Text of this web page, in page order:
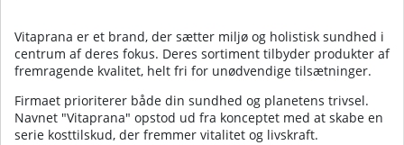
Vitaprana er et brand, der sætter miljø og holistisk sundhed i
centrum af deres fokus. Deres sortiment tilbyder produkter af
fremragende kvalitet, helt fri for unødvendige tilsætninger.
Firmaet prioriterer både din sundhed og planetens trivsel.
Navnet "Vitaprana" opstod ud fra konceptet med at skabe en
serie kosttilskud, der fremmer vitalitet og livskraft.